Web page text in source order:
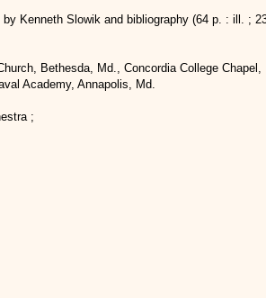
Kenneth Slowik and bibliography (64 p. : ill. ;
Bethesda, Md., Concordia College Chapel,
Academy, Annapolis, Md.
;